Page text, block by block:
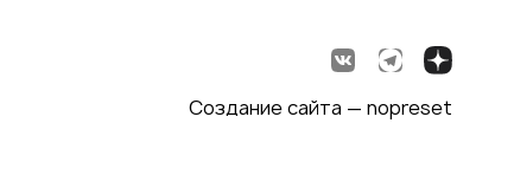
Создание сайта — nopreset